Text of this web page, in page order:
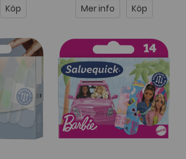
Köp Mer info Köp